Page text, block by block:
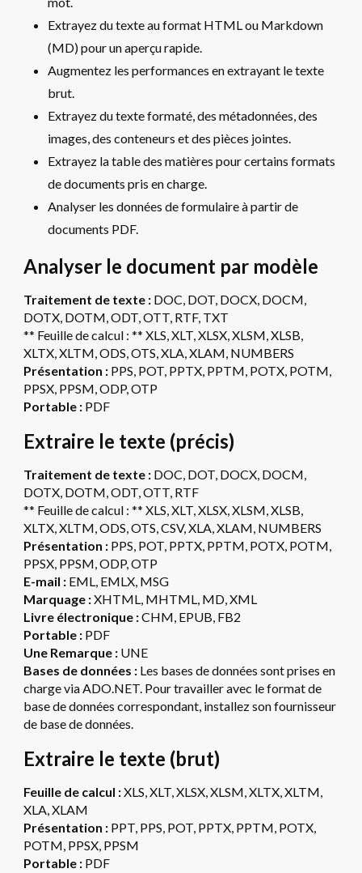
Extrayez du texte au format HTML ou Markdown
(MD) pour un aperçu rapide.
Augmentez les performances en extrayant le texte
brut.
Extrayez du texte formaté, des métadonnées, des
images, des conteneurs et des pièces jointes.
Extrayez la table des matières pour certains formats
de documents pris en charge.
Analyser les données de formulaire à partir de
documents PDF.
Analyser le document par modèle
Traitement de texte : DOC, DOT, DOCX, DOCM,
DOTX, DOTM, ODT, OTT, RTF, TXT
** Feuille de calcul : ** XLS, XLT, XLSX, XLSM, XLSB,
XLTX, XLTM, ODS, OTS, XLA, XLAM, NUMBERS
Présentation : PPS, POT, PPTX, PPTM, POTX, POTM,
PPSX, PPSM, ODP, OTP
Portable : PDF
Extraire le texte (précis)
Traitement de texte : DOC, DOT, DOCX, DOCM,
DOTX, DOTM, ODT, OTT, RTF
** Feuille de calcul : ** XLS, XLT, XLSX, XLSM, XLSB,
XLTX, XLTM, ODS, OTS, CSV, XLA, XLAM, NUMBERS
Présentation : PPS, POT, PPTX, PPTM, POTX, POTM,
PPSX, PPSM, ODP, OTP
E-mail : EML, EMLX, MSG
Marquage :XHTML, MHTML, MD, XML
Livre électronique :CHM, EPUB, FB2
Portable : PDF
Une Remarque : UNE
Bases de données : Les bases de données sont prises en
charge via ADO.NET. Pour travailler avec le format de
base de données correspondant, installez son fournisseur
de base de données.
Extraire le texte (brut)
Feuille de calcul :XLS, XLT, XLSX, XLSM, XLTX, XLTM,
XLA, XLAM
Présentation : PPT, PPS, POT, PPTX, PPTM, POTX,
POTM, PPSX, PPSM
Portable : PDF